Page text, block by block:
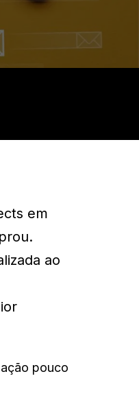
em
ao
pouco